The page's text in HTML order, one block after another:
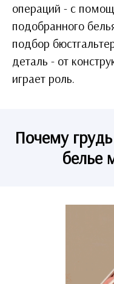
операций - с
подобранного
подбор
деталь - от
играет роль.
Почему
белье